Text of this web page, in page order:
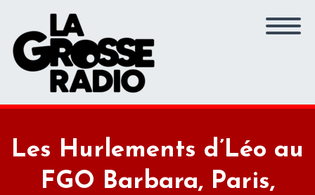
Les Hurlements d’Léo au
FGO Barbara, Paris,